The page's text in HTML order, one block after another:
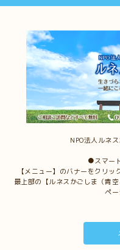
NPO法人ルネ
●スマー
【メニュー】のバナーをクリ
最上部の【ルネスかごしま（青
ペー